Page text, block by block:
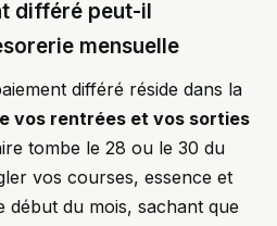
différé peut-il
mensuelle
différé réside dans la
vos rentrées et vos sorties
tombe le 28 ou le 30 du
vos courses, essence et
début du mois, sachant que